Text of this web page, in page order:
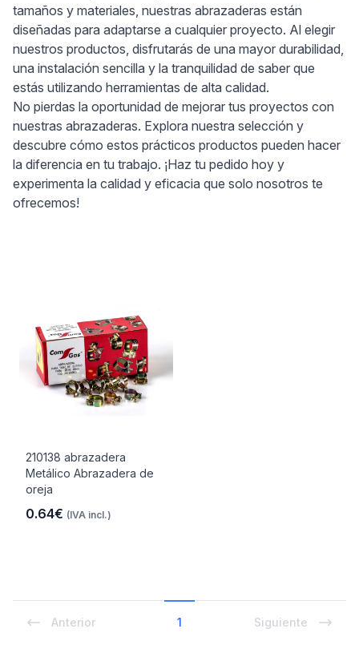
tamaños y materiales, nuestras abrazaderas están
diseñadas para adaptarse a cualquier proyecto. Al elegir
nuestros productos, disfrutarás de una mayor durabilidad,
una instalación sencilla y la tranquilidad de saber que
estás utilizando herramientas de alta calidad.
No pierdas la oportunidad de mejorar tus proyectos con
nuestras abrazaderas. Explora nuestra selección y
descubre cómo estos prácticos productos pueden hacer
la diferencia en tu trabajo. ¡Haz tu pedido hoy y
experimenta la calidad y eficacia que solo nosotros te
ofrecemos!
210138 abrazadera
Metálico Abrazadera de
oreja
0.64€ (IVA incl.)
Anterior 1 Siguiente